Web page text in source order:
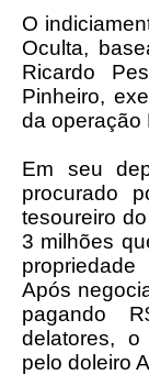
O
Oculta,
Ricardo
Pinheiro,
da operação
Em seu
procurado
tesoureiro
3 milhões
Após
pagando
delatores, o
pelo doleiro